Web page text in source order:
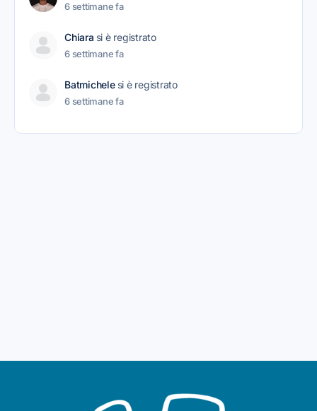
6 settimane fa
Chiara si è registrato
6 settimane fa
Batmichele si è registrato
6 settimane fa